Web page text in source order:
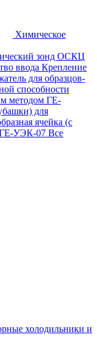
Химическое
зонд ОСКЦ
ввода Крепление
для образцов-
способности
методом ГЕ-
для
ячейка (с
ГЕ-УЭК-07 Все
холодильники и